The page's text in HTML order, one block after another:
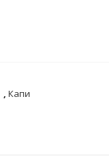
, Капи